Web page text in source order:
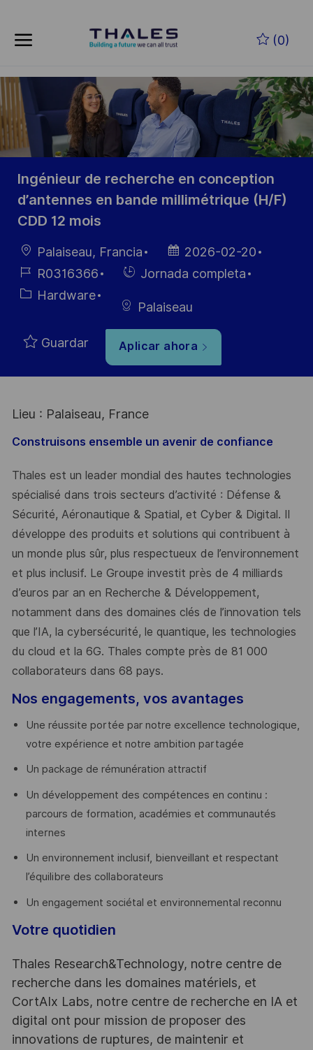
(0)
-
Ingénieur de recherche en conception
d’antennes en bande millimétrique (H/F)
CDD 12 mois
Ubicación
Palaiseau, Francia
Fecha de
publicación
2026-02-20
ID de
empleo
R0316366
HiringJornada completa
Categoría
Hardware
Palaiseau
Guardar Aplicar ahora
Lieu : Palaiseau, France
Construisons ensemble un avenir de confiance
Thales est un leader mondial des hautes technologies
spécialisé dans trois secteurs d’activité : Défense &
Sécurité, Aéronautique & Spatial, et Cyber & Digital. Il
développe des produits et solutions qui contribuent à
un monde plus sûr, plus respectueux de l’environnement
et plus inclusif. Le Groupe investit près de 4 milliards
d’euros par an en Recherche & Développement,
notamment dans des domaines clés de l’innovation tels
que l’IA, la cybersécurité, le quantique, les technologies
du cloud et la 6G. Thales compte près de 81 000
collaborateurs dans 68 pays.
Nos engagements, vos avantages
Une réussite portée par notre excellence technologique,
votre expérience et notre ambition partagée
Un package de rémunération attractif
Un développement des compétences en continu :
parcours de formation, académies et communautés
internes
Un environnement inclusif, bienveillant et respectant
l’équilibre des collaborateurs
Un engagement sociétal et environnemental reconnu
Votre quotidien
Thales Research&Technology, notre centre de
recherche dans les domaines matériels, et
CortAIx Labs, notre centre de recherche en IA et
digital ont pour mission de proposer des
innovations de ruptures, de maintenir et